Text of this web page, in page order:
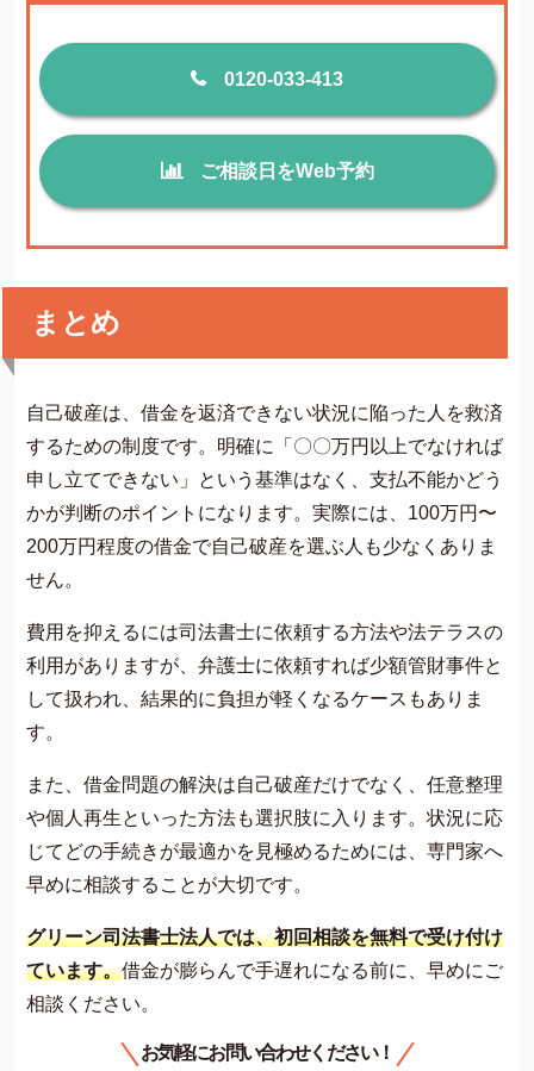
0120-033-413
ご相談日をWeb予約
まとめ
自己破産は、借金を返済できない状況に陥った人を救済
するための制度です。明確に「〇〇万円以上でなければ
申し立てできない」という基準はなく、支払不能かどう
かが判断のポイントになります。実際には、100万円〜
200万円程度の借金で自己破産を選ぶ人も少なくありま
せん。
費用を抑えるには司法書士に依頼する方法や法テラスの
利用がありますが、弁護士に依頼すれば少額管財事件と
して扱われ、結果的に負担が軽くなるケースもありま
す。
また、借金問題の解決は自己破産だけでなく、任意整理
や個人再生といった方法も選択肢に入ります。状況に応
じてどの手続きが最適かを見極めるためには、専門家へ
早めに相談することが大切です。
グリーン司法書士法人では、初回相談を無料で受け付け
ています。借金が膨らんで手遅れになる前に、早めにご
相談ください。
お気軽にお問い合わせください！